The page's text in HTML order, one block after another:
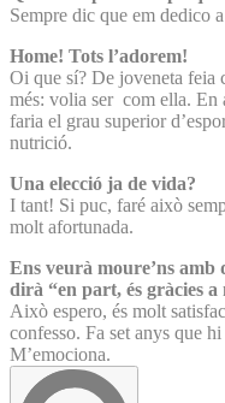
Sempre dic que em dedico
Home! Tots l’adorem!
Oi que sí? De joveneta feia
més: volia ser com ella. En
faria el grau superior
nutrició.
Una elecció ja de vida?
I tant! Si puc, faré això
molt afortunada.
Ens veurà moure’ns
dirà “en part, és gràcies a
Això espero, és molt
confesso. Fa set anys que
M’emociona.